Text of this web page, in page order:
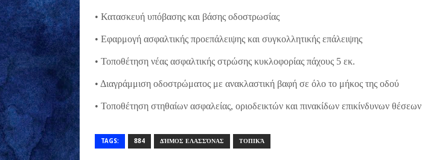
• Κατασκευή υπόβασης και βάσης οδοστρωσίας
• Εφαρμογή ασφαλτικής προεπάλειψης και συγκολλητικής επάλειψης
• Τοποθέτηση νέας ασφαλτικής στρώσης κυκλοφορίας πάχους 5 εκ.
• Διαγράμμιση οδοστρώματος με ανακλαστική βαφή σε όλο το μήκος της οδού
• Τοποθέτηση στηθαίων ασφαλείας, οριοδεικτών και πινακίδων επικίνδυνων θέσεων
TAGS: 884 ΔΉΜΟΣ ΕΛΑΣΣΌΝΑΣ ΤΟΠΙΚΆ